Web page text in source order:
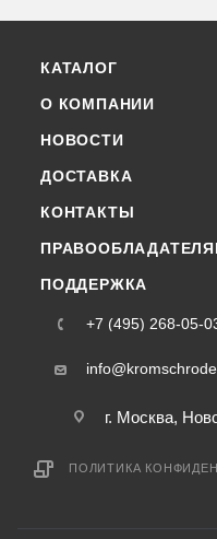
КАТАЛОГ
О КОМПАНИИ
НОВОСТИ
ДОСТАВКА
КОНТАКТЫ
ПОДДЕРЖКА
+7 (495) 268-05-
г. Москва,
ПОЛИТИКА